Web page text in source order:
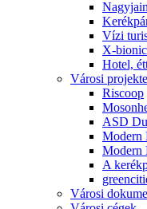
Vízi
X-
Hotel,
Városi
Riscoop
ASD
Modern
Modern
A
Városi